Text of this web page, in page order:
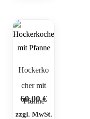
Hockerko
cher mit
Pfanne
60,00€
zzgl. MwSt.